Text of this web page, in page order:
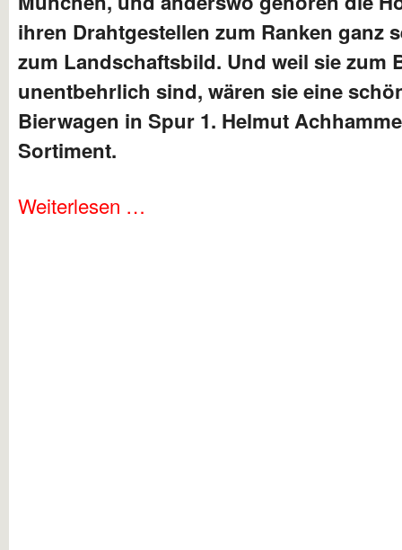
ihren Drahtgestellen zum Ranken ganz
zum Landschaftsbild. Und weil sie zum
unentbehrlich sind, wären sie eine
Bierwagen in Spur 1. Helmut
Sortiment.
Weiterlesen …